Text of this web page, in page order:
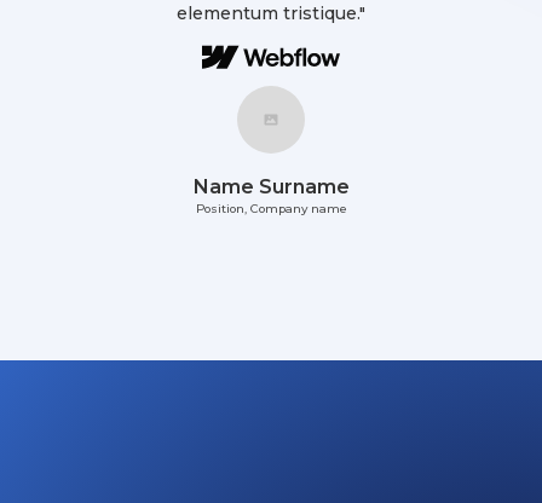
elementum tristique."
Name Surname
Position, Company name